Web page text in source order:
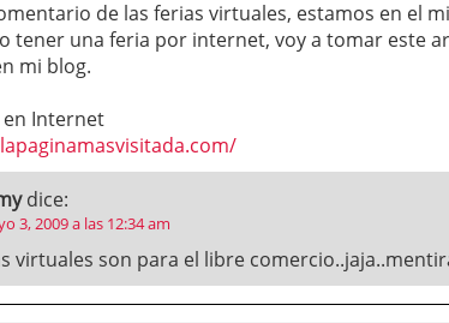
de las ferias virtuales, estamos en el
tener una feria por internet, voy a tomar este
mi blog.
en Internet
dice:
3, 2009 a las 12:34 am
virtuales son para el libre